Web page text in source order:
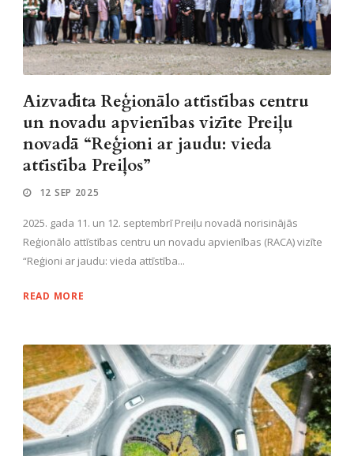
Aizvadīta Reģionālo attīstības centru
un novadu apvienības vizīte Preiļu
novadā “Reģioni ar jaudu: vieda
attīstība Preiļos”
12 SEP 2025
2025. gada 11. un 12. septembrī Preiļu novadā norisinājās
Reģionālo attīstības centru un novadu apvienības (RACA) vizīte
“Reģioni ar jaudu: vieda attīstība...
READ MORE